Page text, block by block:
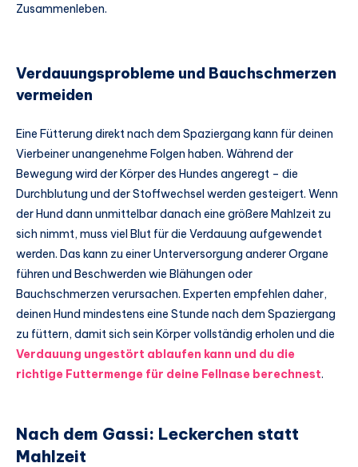
Zusammenleben.
Verdauungsprobleme und Bauchschmerzen
vermeiden
Eine Fütterung direkt nach dem Spaziergang kann für deinen
Vierbeiner unangenehme Folgen haben. Während der
Bewegung wird der Körper des Hundes angeregt – die
Durchblutung und der Stoffwechsel werden gesteigert. Wenn
der Hund dann unmittelbar danach eine größere Mahlzeit zu
sich nimmt, muss viel Blut für die Verdauung aufgewendet
werden. Das kann zu einer Unterversorgung anderer Organe
führen und Beschwerden wie Blähungen oder
Bauchschmerzen verursachen. Experten empfehlen daher,
deinen Hund mindestens eine Stunde nach dem Spaziergang
zu füttern, damit sich sein Körper vollständig erholen und die
Verdauung ungestört ablaufen kann und du die
richtige Futtermenge für deine Fellnase berechnest.
Nach dem Gassi: Leckerchen statt
Mahlzeit